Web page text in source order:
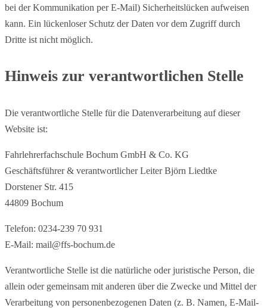
bei der Kommunikation per E-Mail) Sicherheitslücken aufweisen
kann. Ein lückenloser Schutz der Daten vor dem Zugriff durch
Dritte ist nicht möglich.
Hinweis zur verantwortlichen Stelle
Die verantwortliche Stelle für die Datenverarbeitung auf dieser
Website ist:
Fahrlehrerfachschule Bochum GmbH & Co. KG
Geschäftsführer & verantwortlicher Leiter Björn Liedtke
Dorstener Str. 415
44809 Bochum
Telefon: 0234-239 70 931
E-Mail: mail@ffs-bochum.de
Verantwortliche Stelle ist die natürliche oder juristische Person, die
allein oder gemeinsam mit anderen über die Zwecke und Mittel der
Verarbeitung von personenbezogenen Daten (z. B. Namen, E-Mail-